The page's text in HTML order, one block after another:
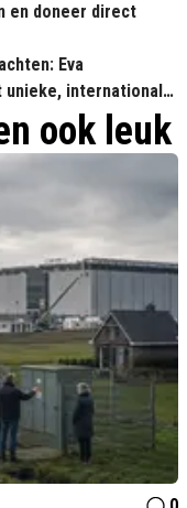
en doneer direct
Eva
unieke, internationale
Sellner
ook leuk